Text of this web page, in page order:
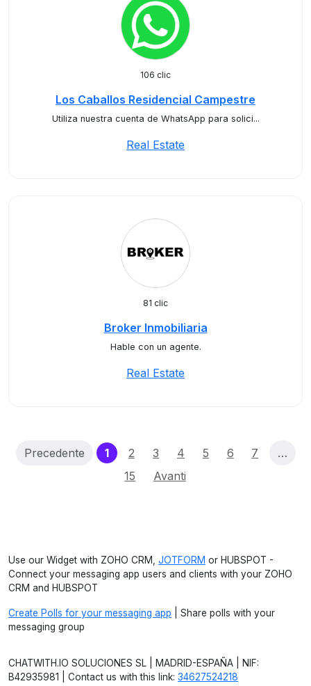
106 clic
Los Caballos Residencial Campestre
Utiliza nuestra cuenta de WhatsApp para solici...
Real Estate
81 clic
Broker Inmobiliaria
Hable con un agente.
Real Estate
Precedente 1(current)
2 3 4 5 6 7
…
15
Avanti
Use our Widget with ZOHO CRM, JOTFORM or HUBSPOT -
Connect your messaging app users and clients with your ZOHO
CRM and HUBSPOT
Create Polls for your messaging app | Share polls with your
messaging group
CHATWITH.IO SOLUCIONES SL | MADRID-ESPAÑA | NIF:
B42935981 | Contact us with this link: 34627524218